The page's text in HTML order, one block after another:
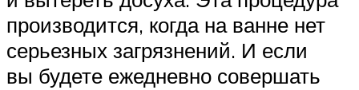
производится, когда на ванне нет
серьезных загрязнений. И если
вы будете ежедневно совершать